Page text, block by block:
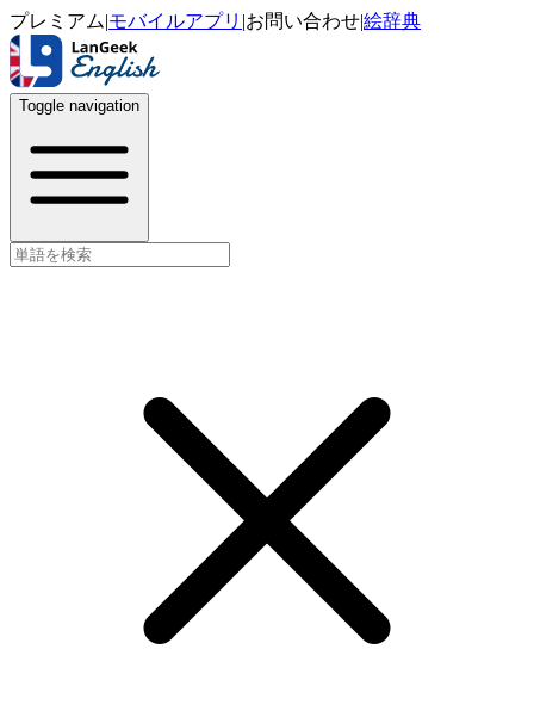
プレミアム|モバイルアプリ |お問い合わせ|絵辞典
Toggle navigation